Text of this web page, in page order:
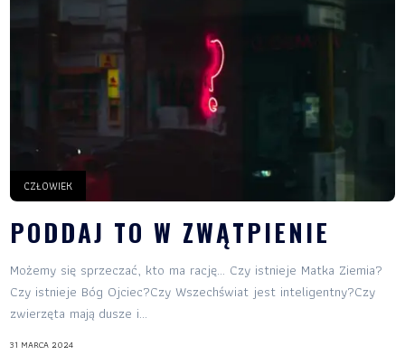
CZŁOWIEK
PODDAJ TO W ZWĄTPIENIE
Możemy się sprzeczać, kto ma rację… Czy istnieje Matka Ziemia?
Czy istnieje Bóg Ojciec?Czy Wszechświat jest inteligentny?Czy
zwierzęta mają dusze i...
31 MARCA 2024